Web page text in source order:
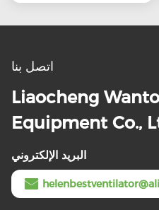
اتصل بنا
Liaocheng
Equipment Co.,
البريد الإلكتروني